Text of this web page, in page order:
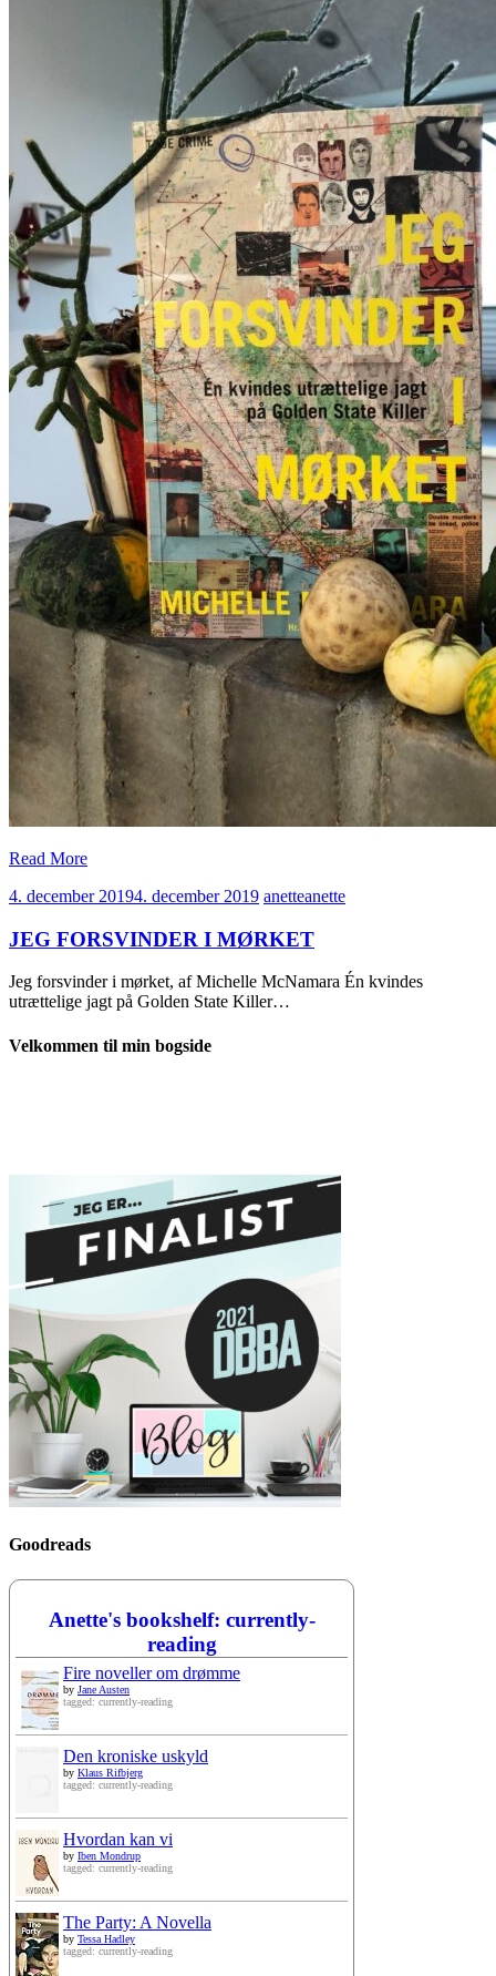
Read More
4. december 20194. december 2019 anetteanette
JEG FORSVINDER I MØRKET
Jeg forsvinder i mørket, af Michelle McNamara Én kvindes
utrættelige jagt på Golden State Killer…
Velkommen til min bogside
Goodreads
Anette's bookshelf: currently-
reading
Fire noveller om drømme
by Jane Austen
tagged: currently-reading
Den kroniske uskyld
by Klaus Rifbjerg
tagged: currently-reading
Hvordan kan vi
by Iben Mondrup
tagged: currently-reading
The Party: A Novella
by Tessa Hadley
tagged: currently-reading